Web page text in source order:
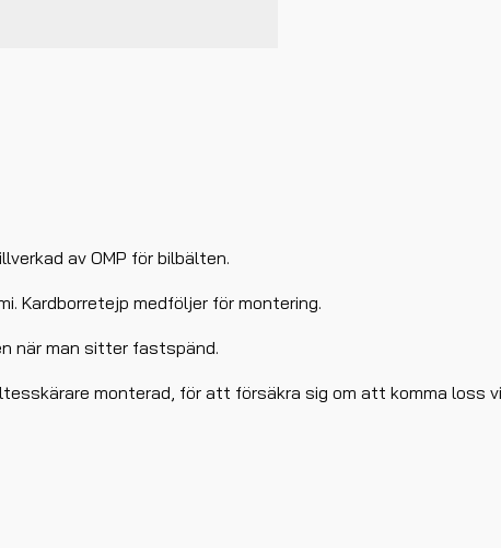
av OMP för bilbälten.
Kardborretejp medföljer för montering.
när man sitter fastspänd.
monterad, för att försäkra sig om att komma loss